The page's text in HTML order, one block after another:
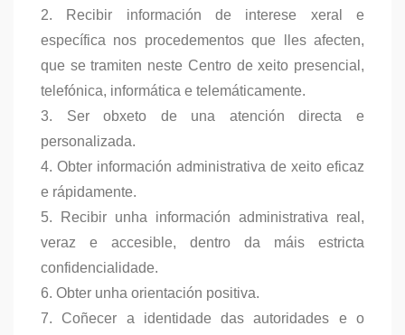
2. Recibir información de interese xeral e
específica nos procedementos que lles afecten,
que se tramiten neste Centro de xeito presencial,
telefónica, informática e telemáticamente.
3. Ser obxeto de una atención directa e
personalizada.
4. Obter información administrativa de xeito eficaz
e rápidamente.
5. Recibir unha información administrativa real,
veraz e accesible, dentro da máis estricta
confidencialidade.
6. Obter unha orientación positiva.
7. Coñecer a identidade das autoridades e o